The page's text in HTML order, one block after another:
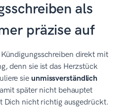
als
präzise auf
direkt mit
denn sie ist das Herzstück
sie unmissverständlich
später nicht behauptet
Dich nicht richtig ausgedrückt.